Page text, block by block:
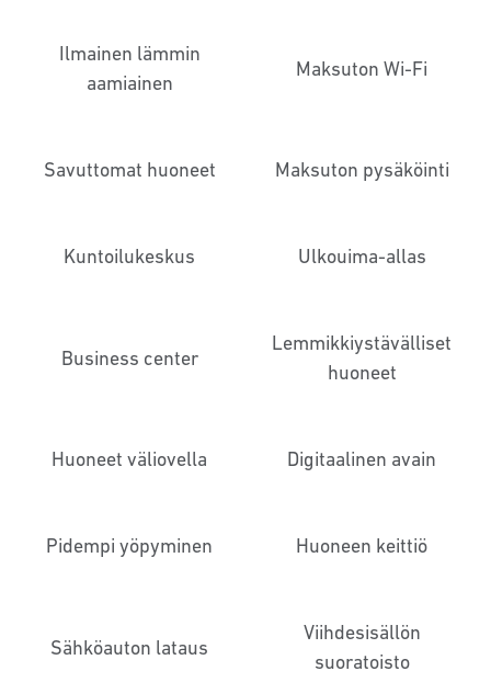
Ilmainen lämmin
aamiainen
Maksuton Wi-Fi
Savuttomat huoneet Maksuton pysäköinti
Kuntoilukeskus Ulkouima-allas
Business center
Lemmikkiystävälliset
huoneet
Huoneet väliovella Digitaalinen avain
Pidempi yöpyminen Huoneen keittiö
Sähköauton lataus
Viihdesisällön
suoratoisto